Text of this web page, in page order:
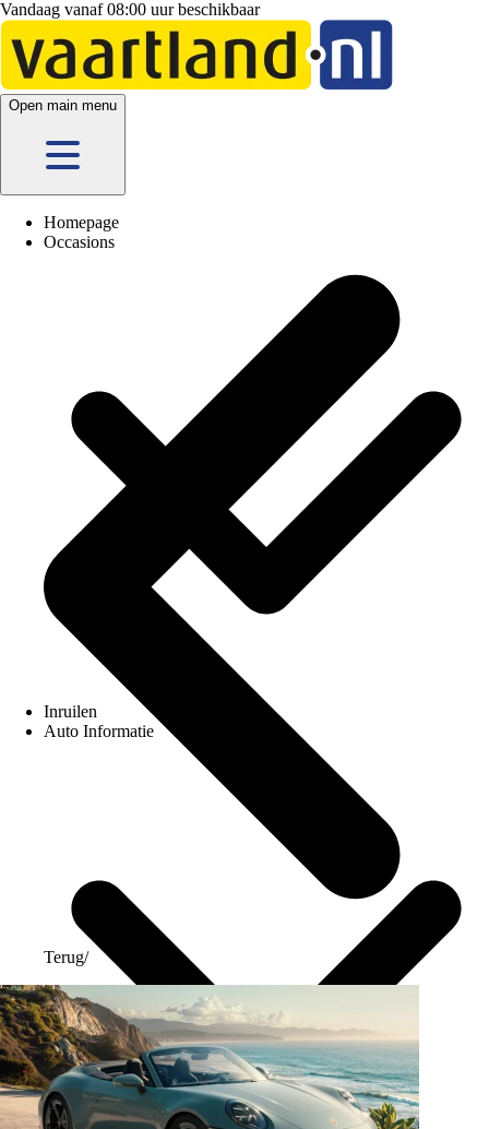
Vandaag vanaf 08:00 uur beschikbaar
Open main menu
Homepage
Occasions
Inruilen
Auto Informatie
Terug/